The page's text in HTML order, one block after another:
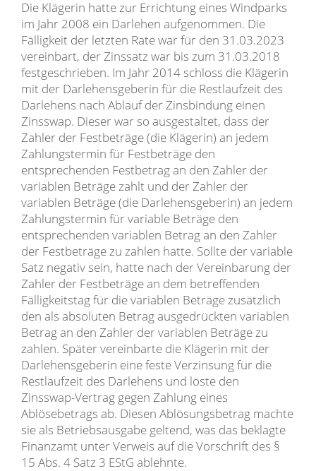
Die Klägerin hatte zur Errichtung eines Windparks
im Jahr 2008 ein Darlehen aufgenommen. Die
Fälligkeit der letzten Rate war für den 31.03.2023
vereinbart, der Zinssatz war bis zum 31.03.2018
festgeschrieben. Im Jahr 2014 schloss die Klägerin
mit der Darlehensgeberin für die Restlaufzeit des
Darlehens nach Ablauf der Zinsbindung einen
Zinsswap. Dieser war so ausgestaltet, dass der
Zahler der Festbeträge (die Klägerin) an jedem
Zahlungstermin für Festbeträge den
entsprechenden Festbetrag an den Zahler der
variablen Beträge zahlt und der Zahler der
variablen Beträge (die Darlehensgeberin) an jedem
Zahlungstermin für variable Beträge den
entsprechenden variablen Betrag an den Zahler
der Festbeträge zu zahlen hatte. Sollte der variable
Satz negativ sein, hatte nach der Vereinbarung der
Zahler der Festbeträge an dem betreffenden
Fälligkeitstag für die variablen Beträge zusätzlich
den als absoluten Betrag ausgedrückten variablen
Betrag an den Zahler der variablen Beträge zu
zahlen. Später vereinbarte die Klägerin mit der
Darlehensgeberin eine feste Verzinsung für die
Restlaufzeit des Darlehens und löste den
Zinsswap-Vertrag gegen Zahlung eines
Ablösebetrags ab. Diesen Ablösungsbetrag machte
sie als Betriebsausgabe geltend, was das beklagte
Finanzamt unter Verweis auf die Vorschrift des §
15 Abs. 4 Satz 3 EStG ablehnte.